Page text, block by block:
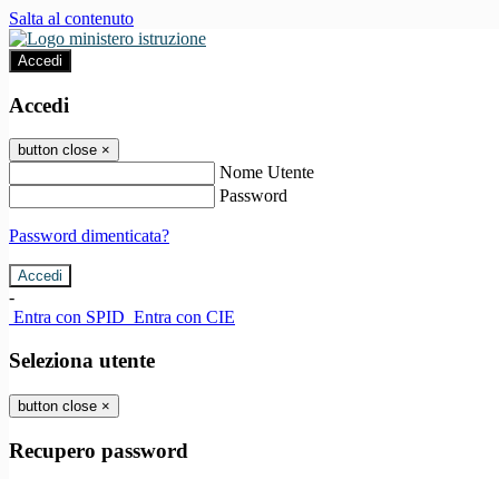
Salta al contenuto
Accedi
Accedi
button close ×
Nome Utente
Password
Password dimenticata?
-
Entra con SPID Entra con CIE
Seleziona utente
button close ×
Recupero password